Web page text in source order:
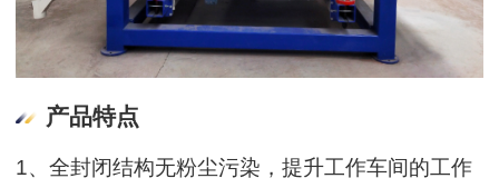
产品特点
1、全封闭结构无粉尘污染，提升工作车间的工作